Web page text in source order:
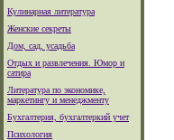
Кулинарная литература
Женские секреты
Дом, сад, усадьба
Отдых и развлечения. Юмор и
сатира
Литература по экономике,
маркетингу и менеджменту
Бухгалтерия, бухгалтеркий учет
Психология